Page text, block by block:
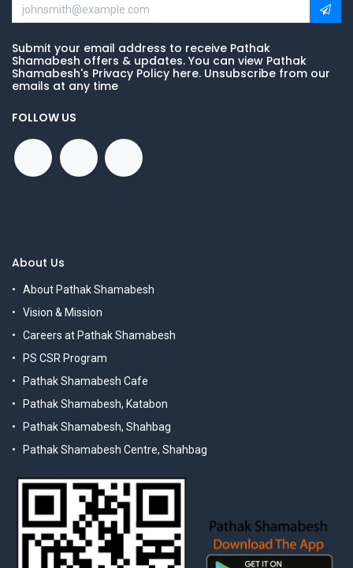
Submit your email address to receive Pathak
Shamabesh offers & updates. You can view Pathak
Shamabesh's Privacy Policy here. Unsubscribe from our
emails at any time
FOLLOW US
About Us
About Pathak Shamabesh
Vision & Mission
Careers at Pathak Shamabesh
PS CSR Program
Pathak Shamabesh Cafe
Pathak Shamabesh, Katabon
Pathak Shamabesh, Shahbag
Pathak Shamabesh Centre, Shahbag